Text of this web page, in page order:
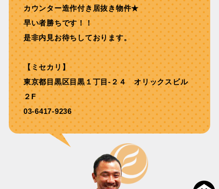
カウンター造作付き居抜き物件★
早い者勝ちです！！
是非内見お待ちしております。
【ミセカリ】
東京都目黒区目黒１丁目-２４ オリックスビル
２F
03-6417-9236